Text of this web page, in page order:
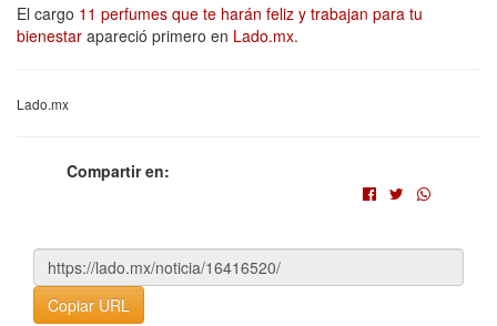
El cargo 11 perfumes que te harán feliz y trabajan para tu
bienestar apareció primero en Lado.mx.
Lado.mx
Compartir en:
Copiar URL